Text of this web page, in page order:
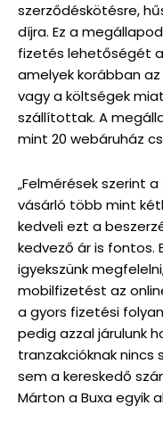
szerződéskötésre,
díjra. Ez a
fizetés lehetőségét
amelyek korábban
vagy a költségek
szállítottak. A
mint 20 webáruház
„Felmérések szerint
vásárló több mint
kedveli ezt a
kedvező ár is fontos.
igyekszünk
mobilfizetést az
a gyors fizetési
pedig azzal járulunk
tranzakcióknak nincs
sem a kereskedő
Márton a Buxa egyik